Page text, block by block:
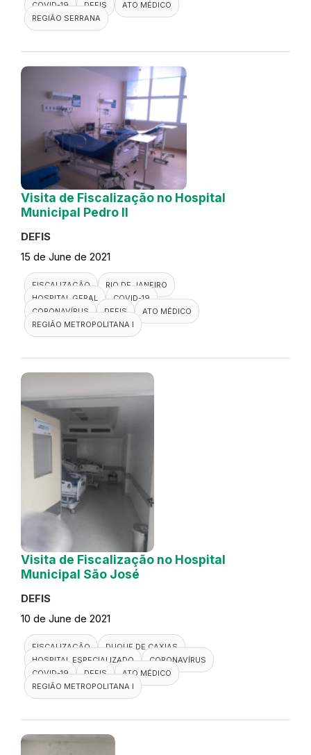
COVID-19 DEFIS
ATO MÉDICO
REGIÃO SERRANA
Visita de Fiscalização no Hospital
Municipal Pedro II
DEFIS
15 de June de 2021
FISCALIZAÇÃO
RIO DE JANEIRO
HOSPITAL GERAL
COVID-19
CORONAVÍRUS
DEFIS
ATO MÉDICO
REGIÃO METROPOLITANA I
Visita de Fiscalização no Hospital
Municipal São José
DEFIS
10 de June de 2021
FISCALIZAÇÃO
DUQUE DE CAXIAS
HOSPITAL ESPECIALIZADO
CORONAVÍRUS
COVID-19
DEFIS
ATO MÉDICO
REGIÃO METROPOLITANA I